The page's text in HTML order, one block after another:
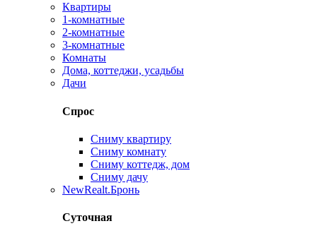
Квартиры
1-комнатные
2-комнатные
3-комнатные
Комнаты
Дома, коттеджи, усадьбы
Дачи
Спрос
Сниму квартиру
Сниму комнату
Сниму коттедж, дом
Сниму дачу
NewRealt.Бронь
Суточная